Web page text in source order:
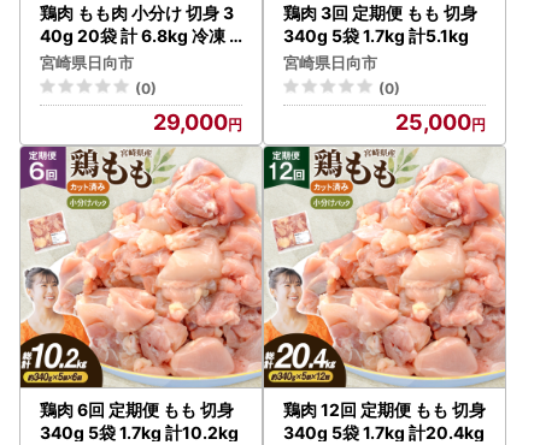
鶏肉 もも肉 小分け 切身 3
40g 20袋 計 6.8kg 冷凍
宮崎県産
宮崎県日向市
(0)
29,000
鶏肉 3回 定期便 もも 切身
340g 5袋 1.7kg 計5.1kg
宮崎県日向市
(0)
25,000
鶏肉 6回 定期便 もも 切身
340g 5袋 1.7kg 計10.2kg
鶏肉 12回 定期便 もも 切身
340g 5袋 1.7kg 計20.4kg